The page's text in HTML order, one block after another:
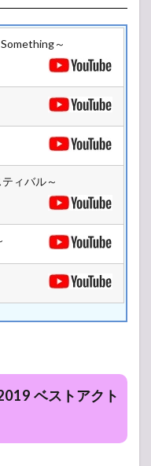
～
ィバル～
ベストアクト